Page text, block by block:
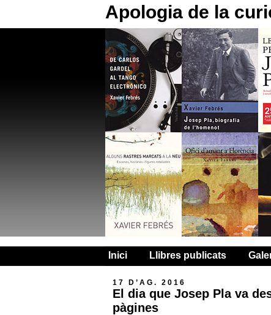
Apologia de la
Inici Llibres publicats
17 D’AG. 2016
El dia que Josep Pla va
pàgines